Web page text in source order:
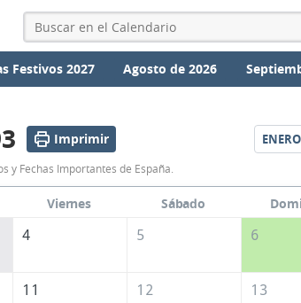
Festivos 2027 Agosto de 2026
Imprimir ENERO
y Fechas Importantes de España.
Viernes Sábado
4 5 6
11 12 13